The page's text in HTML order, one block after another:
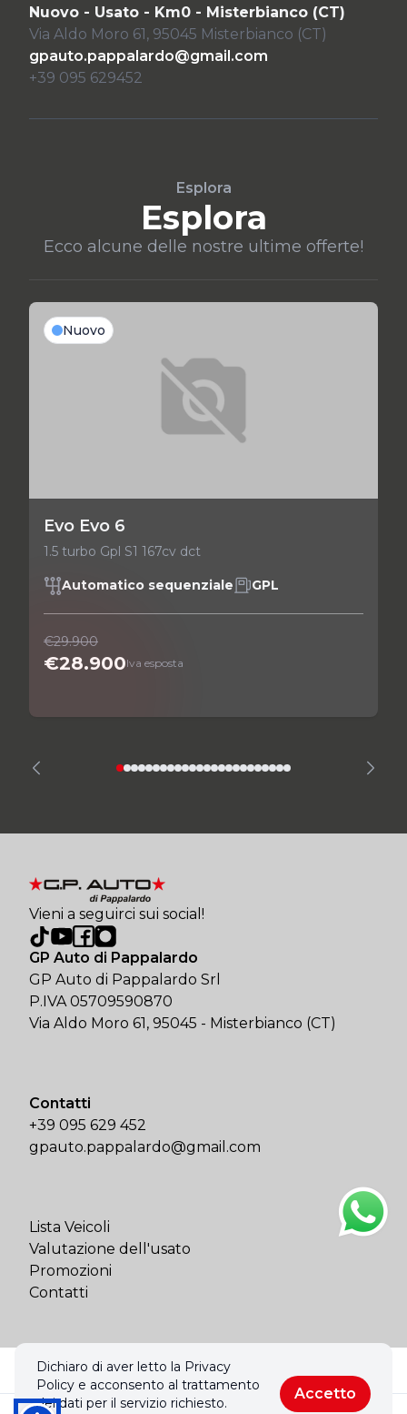
Nuovo - Usato - Km0 - Misterbianco (CT)
Via Aldo Moro 61, 95045 Misterbianco (CT)
gpauto.pappalardo@gmail.com
+39 095 629452
Esplora
Esplora
Ecco alcune delle nostre ultime offerte!
Nuovo
Evo Evo 6
1.5 turbo Gpl S1 167cv dct
Automatico sequenziale GPL
€29.900
€28.900Iva esposta
Vieni a seguirci sui social!
GP Auto di Pappalardo
GP Auto di Pappalardo Srl
P.IVA 05709590870
Via Aldo Moro 61, 95045 - Misterbianco (CT)
Contatti
+39 095 629 452
gpauto.pappalardo@gmail.com
Lista Veicoli
Valutazione dell'usato
Promozioni
Contatti
Dichiaro di aver letto la Privacy
Policy e acconsento al trattamento
dei dati per il servizio richiesto.
Accetto
© 2026 GP Auto di Pappalardo Srl. Tutti i diritti riservati.
Privacy policy & Cookies policy